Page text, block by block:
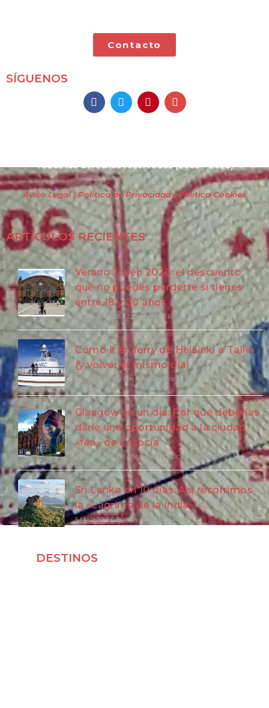
Contacto
SÍGUENOS
Todos los derechos reservados(2009 – 2026)
Aviso Legal | Política de Privacidad | Política Cookies
ARTÍCULOS RECIENTES
Verano Joven 2026: el descuento
que no puedes perderte si tienes
entre 18 y 30 años
18 JUNIO, 2026 / 32 COMENTARIOS
Cómo ir en ferry de Helsinki a Tallin
(y volver el mismo día)
3 JUNIO, 2026 / SIN COMENTARIOS
Glasgow en un día: Por qué deberías
darle una oportunidad a la ciudad
«fea» de Escocia
27 ABRIL, 2026 / SIN COMENTARIOS
Sri Lanka en 10 días: Así recorrimos
la «Lágrima de la India»
5 MARZO, 2026 / SIN COMENTARIOS
DESTINOS